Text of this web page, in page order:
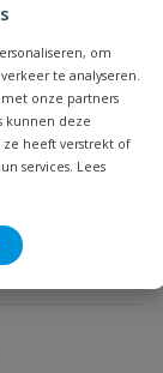
om
te analyseren.
onze partners
kunnen deze
heeft verstrekt of
services. Lees
Voor het
| Diameter: tot